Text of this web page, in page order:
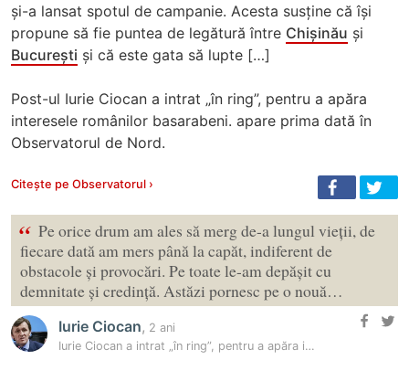
și-a lansat spotul de campanie. Acesta susține că își
propune să fie puntea de legătură între Chișinău și
București și că este gata să lupte […]
Post-ul Iurie Ciocan a intrat „în ring”, pentru a apăra
interesele românilor basarabeni. apare prima dată în
Observatorul de Nord.
Citește pe Observatorul ›
“ Pe orice drum am ales să merg de-a lungul vieții, de
fiecare dată am mers până la capăt, indiferent de
obstacole și provocări. Pe toate le-am depășit cu
demnitate și credință. Astăzi pornesc pe o nouă…
Iurie Ciocan, 2 ani
Iurie Ciocan a intrat „în ring”, pentru a apăra interesele românilor…